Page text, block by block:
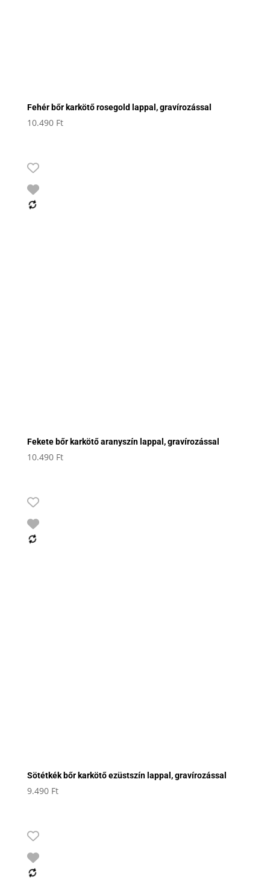
Fehér bőr karkötő rosegold lappal, gravírozással
10.490 Ft
Fekete bőr karkötő aranyszín lappal, gravírozással
10.490 Ft
Sötétkék bőr karkötő ezüstszín lappal, gravírozással
9.490 Ft